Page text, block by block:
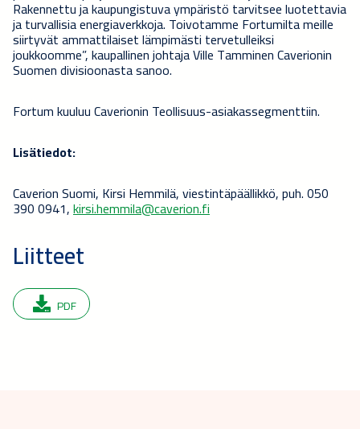
Rakennettu ja kaupungistuva ympäristö tarvitsee luotettavia
ja turvallisia energiaverkkoja. Toivotamme Fortumilta meille
siirtyvät ammattilaiset lämpimästi tervetulleiksi
joukkoomme”, kaupallinen johtaja Ville Tamminen Caverionin
Suomen divisioonasta sanoo.
Fortum kuuluu Caverionin Teollisuus-asiakassegmenttiin.
Lisätiedot:
Caverion Suomi, Kirsi Hemmilä, viestintäpäällikkö, puh. 050
390 0941,kirsi.hemmila@caverion.fi
Liitteet
PDF